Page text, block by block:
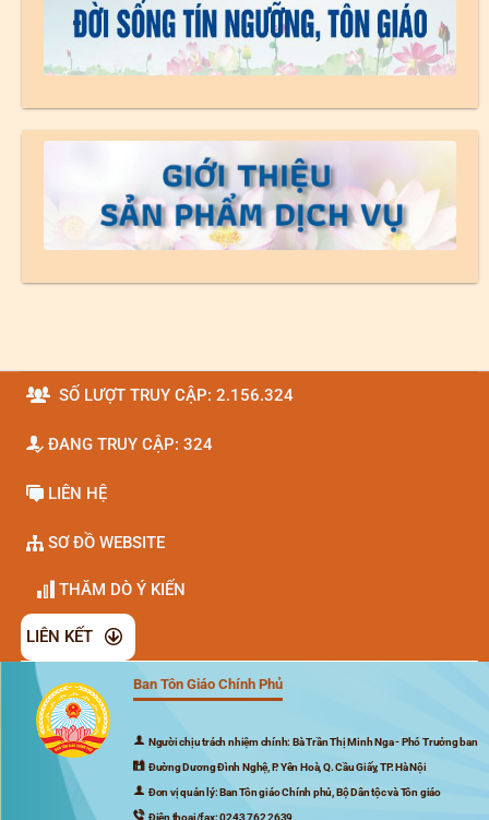
SỐ LƯỢT TRUY CẬP: 2.156.324
ĐANG TRUY CẬP: 324
LIÊN HỆ
SƠ ĐỒ WEBSITE
THĂM DÒ Ý KIẾN
LIÊN KẾT
Ban Tôn Giáo Chính Phủ
Người chịu trách nhiệm chính: Bà Trần Thị Minh Nga - Phó Trưởng ban
Đường Dương Đình Nghệ, P. Yên Hoà, Q. Cầu Giấy, TP. Hà Nội
Đơn vị quản lý: Ban Tôn giáo Chính phủ, Bộ Dân tộc và Tôn giáo
Điện thoại/fax: 0243 762 2639
Đã kết nối EMC